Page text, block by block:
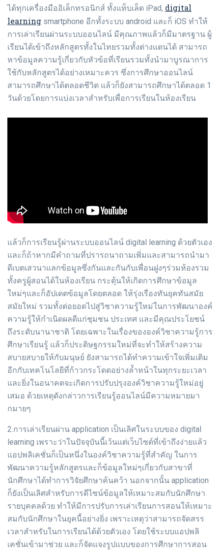
ได้ทุกเครื่องมืออิเล็กทรอนิกส์ ทั้งแท็บเล็ต iPad, digital
learning smartphone อีกทั้งระบบ android และก็ iOS ทำให้
การเล่าเรียนผ่านระบบออนไลน์ มีคุณภาพแล้วก็มีมาตรฐาน ผู้
เรียนได้เข้าถึงหลักสูตรทั้งในไทยรวมทั้งต่างแดนได้ สามารถ
หาข้อมูลความรู้เกี่ยวกับหัวข้อที่เรียนรวมทั้งนำมาบูรณาการ
ใช้กับหลักสูตรได้อย่างเหมาะควร ซึ่งการศึกษาออนไลน์
สามารถศึกษาได้ตลอดชีวิต แล้วก็ยังสามารถศึกษาได้ตลอด 1
วันด้วยโดยการแบ่งเวลาสำหรับเพื่อการเรียนในห้องเรียน
แล้วก็การเรียนรู้ผ่านระบบออนไลน์ digital learning ด้วยตัวเอง
และก็ถ้าหากมีคำถามที่ปรารถนาถามเพิ่มและสามารถนำมา
ดีเบตเสวนาแลกข้อมูลซึ่งกันและกันกับเพื่อนฝูงๆร่วมห้องรวม
ทั้งครูผู้สอนได้ในห้องเรียน กระตุ้นให้เกิดการศึกษาข้อมูล
ใหม่ๆและก็อัปเดตข้อมูลโดยตลอด ให้รุ่งเรืองทันยุคทันสมัย
สมัยใหม่ รวมทั้งต่อยอดไปสู่วิชาความรู้ใหม่ในการพัฒนาองค์
ความรู้ให้กำเนิดผลดีแก่ชุมชน ประเทศ และมีคุณประโยชน์
ถึงระดับนานาชาติ โดยเฉพาะในเรื่องขององค์วิชาความรู้การ
ศึกษาเรียนรู้ แล้วก็ประดิษฐกรรมใหม่ที่จะทำให้สร้างความ
สบายสบายให้กับมนุษย์ ยังสามารถได้ทำความเข้าใจเพิ่มเติม
อีกกับเทคโนโลยีที่ก้าวกระโดดอย่างล้ำหน้าในทุกระยะเวลา
และยิ่งในอนาคตจะเกิดการปรับปรุงองค์วิชาความรู้ใหม่อยู่
เสมอ ด้วยเหตุดังกล่าวการเรียนรู้ออนไลน์มีความหมายมา
กมายๆ
2.การเล่าเรียนผ่าน application เป็นเลิศในระบบของ digital
learning เพราะว่าในปัจจุบันนี้เว้นแต่เว็บไซต์ที่เข้าถึงง่ายแล้ว
แอปพลิเคชั่นก็เป็นหนึ่งในองค์วิชาความรู้ที่สำคัญ ในการ
พัฒนาความรู้หลักสูตรและก็ข้อมูลใหม่ๆเกี่ยวกับสาขาที่
นักศึกษาได้ทำการวิจัยศึกษาค้นคว้า นอกจากนั้น application
ก็ยังเป็นเลิศสำหรับการดีไซน์ข้อมูลให้เหมาะสมกับนักศึกษา
รายบุคคลด้วย ทำให้มีการปรับการเล่าเรียนการสอนให้เหมาะ
สมกับนักศึกษาในยุคนี้อย่างยิ่ง เพราะเหตุว่าสามารถจัดสรร
เวลาสำหรับในการเรียนได้ด้วยตัวเอง โดยใช้ระบบแอปพลิ
เคชั่นเข้ามาช่วย และก็จัดแจงรูปแบบของการศึกษาการสอน